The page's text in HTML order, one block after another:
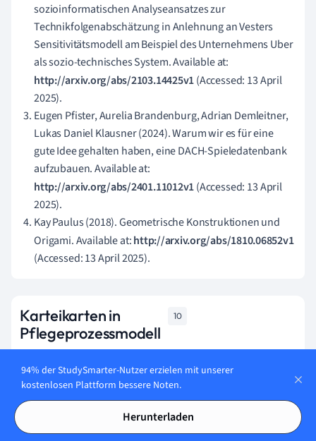
sozioinformatischen Analyseansatzes zur
Technikfolgenabschätzung in Anlehnung an Vesters
Sensitivitätsmodell am Beispiel des Unternehmens Uber
als sozio-technisches System. Available at:
http://arxiv.org/abs/2103.14425v1(Accessed: 13 April
2025).
Eugen Pfister, Aurelia Brandenburg, Adrian Demleitner,
Lukas Daniel Klausner (2024). Warum wir es für eine
gute Idee gehalten haben, eine DACH-Spieledatenbank
aufzubauen. Available at:
http://arxiv.org/abs/2401.11012v1(Accessed: 13 April
2025).
Kay Paulus (2018). Geometrische Konstruktionen und
Origami. Available at:http://arxiv.org/abs/1810.06852v1
(Accessed: 13 April 2025).
Karteikarten in
Pflegeprozessmodell
10
Lerne jetzt
94% der StudySmarter-Nutzer erzielen mit unserer
kostenlosen Plattform bessere Noten.
Herunterladen